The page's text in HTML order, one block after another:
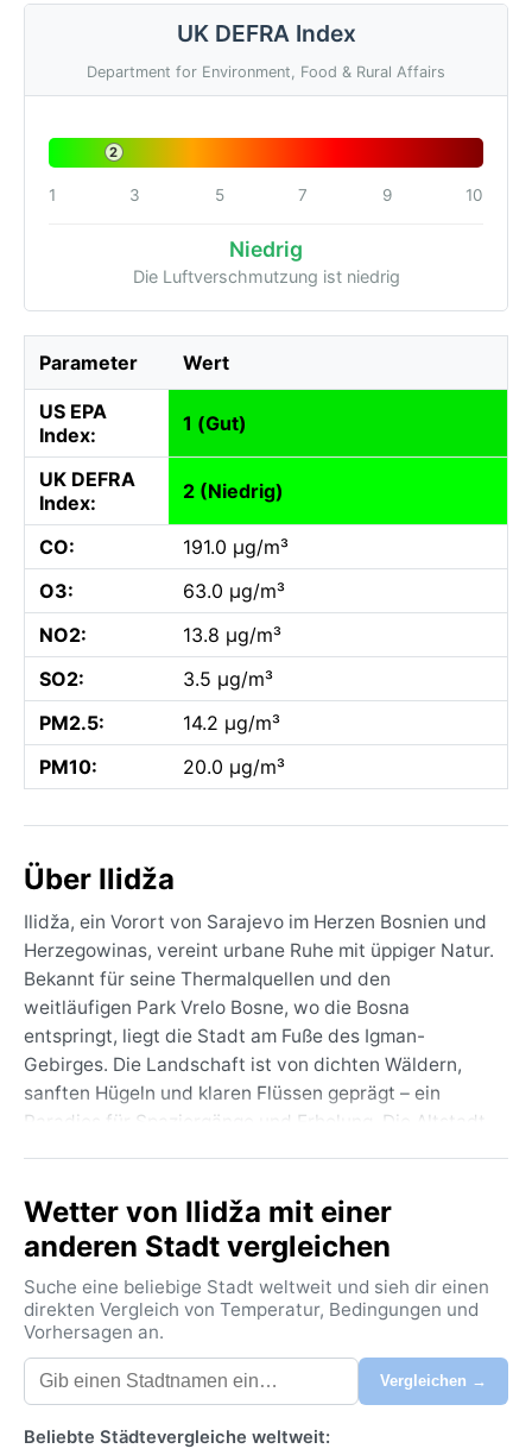
UK DEFRA Index
Department for Environment, Food & Rural Affairs
2
1 3 5 7 9 10
Niedrig
Die Luftverschmutzung ist niedrig
Parameter Wert
US EPA
Index:
1 (Gut)
UK DEFRA
Index:
2 (Niedrig)
CO:
191.0 µg/m³
O3:
63.0 µg/m³
NO2:
13.8 µg/m³
SO2:
3.5 µg/m³
PM2.5:
14.2 µg/m³
PM10:
20.0 µg/m³
Über Ilidža
Ilidža, ein Vorort von Sarajevo im Herzen Bosnien und
Herzegowinas, vereint urbane Ruhe mit üppiger Natur.
Bekannt für seine Thermalquellen und den
weitläufigen Park Vrelo Bosne, wo die Bosna
entspringt, liegt die Stadt am Fuße des Igman-
Gebirges. Die Landschaft ist von dichten Wäldern,
sanften Hügeln und klaren Flüssen geprägt – ein
Paradies für Spaziergänge und Erholung. Die Altstadt
mit entspanntem Vorstadtleben verbindet. Die
Menschen hier sind gastfreundlich, das Tempo ist
gemächlich, und die Luft riecht nach Kiefern und
Thermalwasser.
Nach der Köppen-Klassifikation Dfb herrscht warm-
sommerliches Kontinentalklima. Die Sommer sind
angenehm warm, mit Durchschnittstemperaturen um
Gewittern. Die Luftfeuchtigkeit ist moderat, selten
Wetter von Ilidža mit einer
anderen Stadt vergleichen
Suche eine beliebige Stadt weltweit und sieh dir einen
direkten Vergleich von Temperatur, Bedingungen und
Vorhersagen an.
Vergleichen →
Beliebte Städtevergleiche weltweit: